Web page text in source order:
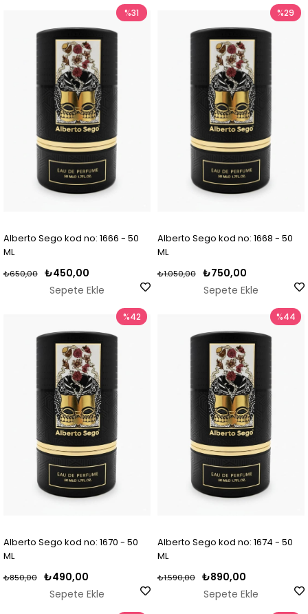
Alberto Sego kod no: 1666 - 50
ML
₺450,00
₺650,00
Sepete Ekle
%31
Alberto Sego kod no: 1668 - 50
ML
₺750,00
₺1.050,00
Sepete Ekle
%29
Alberto Sego kod no: 1670 - 50
ML
₺490,00
₺850,00
Sepete Ekle
%42
Alberto Sego kod no: 1674 - 50
ML
₺890,00
₺1.590,00
Sepete Ekle
%44